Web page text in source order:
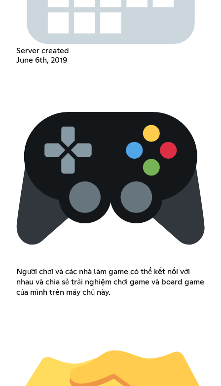
Server created
June 6th, 2019
Người chơi và các nhà làm game có thể kết nối với
nhau và chia sẻ trải nghiệm chơi game và board game
của mình trên máy chủ này.